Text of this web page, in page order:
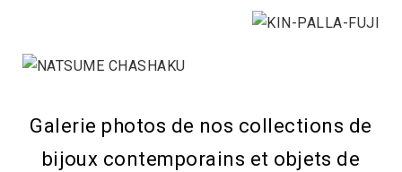
Galerie photos de nos collections de
bijoux contemporains et objets de